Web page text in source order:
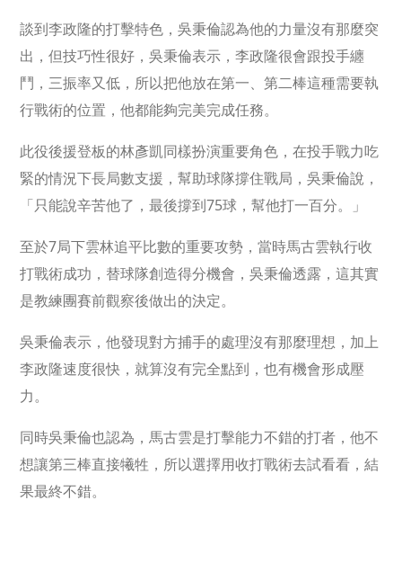
談到李政隆的打擊特色，吳秉倫認為他的力量沒有那麼突
出，但技巧性很好，吳秉倫表示，李政隆很會跟投手纏
鬥，三振率又低，所以把他放在第一、第二棒這種需要執
行戰術的位置，他都能夠完美完成任務。
此役後援登板的林彥凱同樣扮演重要角色，在投手戰力吃
緊的情況下長局數支援，幫助球隊撐住戰局，吳秉倫說，
「只能說辛苦他了，最後撐到75球，幫他打一百分。」
至於7局下雲林追平比數的重要攻勢，當時馬古雲執行收
打戰術成功，替球隊創造得分機會，吳秉倫透露，這其實
是教練團賽前觀察後做出的決定。
吳秉倫表示，他發現對方捕手的處理沒有那麼理想，加上
李政隆速度很快，就算沒有完全點到，也有機會形成壓
力。
同時吳秉倫也認為，馬古雲是打擊能力不錯的打者，他不
想讓第三棒直接犧牲，所以選擇用收打戰術去試看看，結
果最終不錯。